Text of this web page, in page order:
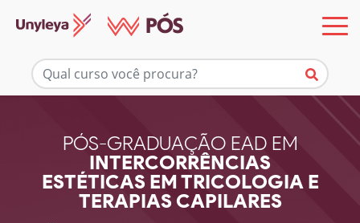
PÓS-GRADUAÇÃO EAD EM
INTERCORRÊNCIAS
ESTÉTICAS EM TRICOLOGIA E
TERAPIAS CAPILARES
Mais informações